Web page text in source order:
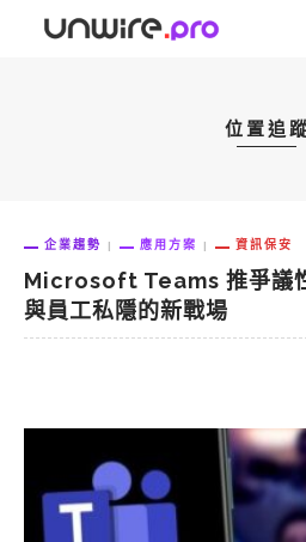
位置追蹤
企業趨勢 應用方案 資訊保安
Microsoft Teams 推爭議
與員工私隱的新戰場